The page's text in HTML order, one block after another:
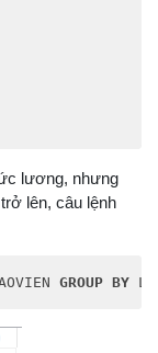
lương, nhưng
lên, câu lệnh
GROUP BY